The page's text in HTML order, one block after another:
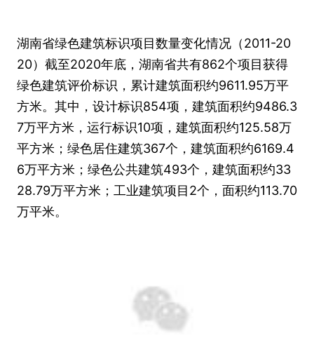
湖南省绿色建筑标识项目数量变化情况（2011-20
20）截至2020年底，湖南省共有862个项目获得
绿色建筑评价标识，累计建筑面积约9611.95万平
方米。其中，设计标识854项，建筑面积约9486.3
7万平方米，运行标识10项，建筑面积约125.58万
平方米；绿色居住建筑367个，建筑面积约6169.4
6万平方米；绿色公共建筑493个，建筑面积约33
28.79万平方米；工业建筑项目2个，面积约113.70
万平米。